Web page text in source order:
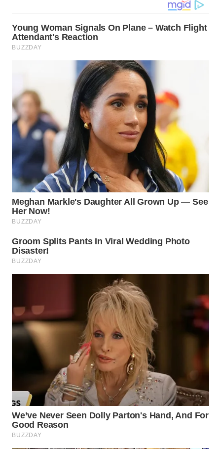
WN
MALUKU
WN
DAIRI
WN
DANAU
TOBA
WN
NIAS
WN
WN
WN
TANJUNG
LESUNG
WN
SIMALUNGUN
WN
LABUHANBATU